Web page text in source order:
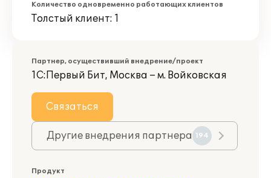
Количество одновременно работающих клиентов
Толстый клиент: 1
Партнер, осуществивший внедрение/проект
1С:Первый Бит, Москва – м. Войковская
Связаться
Другие внедрения партнера 194
Продукт